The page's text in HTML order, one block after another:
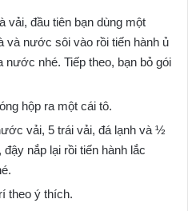
vải, đầu tiên bạn dùng một
và nước sôi vào rồi tiến hành ủ
nước nhé. Tiếp theo, bạn bỏ gói
hộp ra một cái tô.
vải, 5 trái vải, đá lạnh và ½
nắp lại rồi tiến hành lắc
theo ý thích.